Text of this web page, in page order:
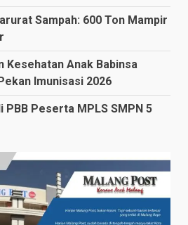
Sampah: 600 Ton Mampir
Kesehatan Anak Babinsa
Imunisasi 2026
PBB Peserta MPLS SMPN 5